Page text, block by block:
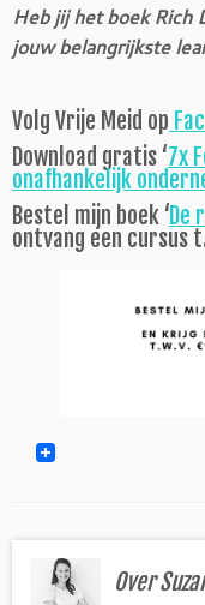
Heb jij het boek Rich
jouw belangrijkste
Volg Vrije Meid op
Download gratis ‘7x
onafhankelijk
Bestel mijn boek ‘De
ontvang een cursus
Over